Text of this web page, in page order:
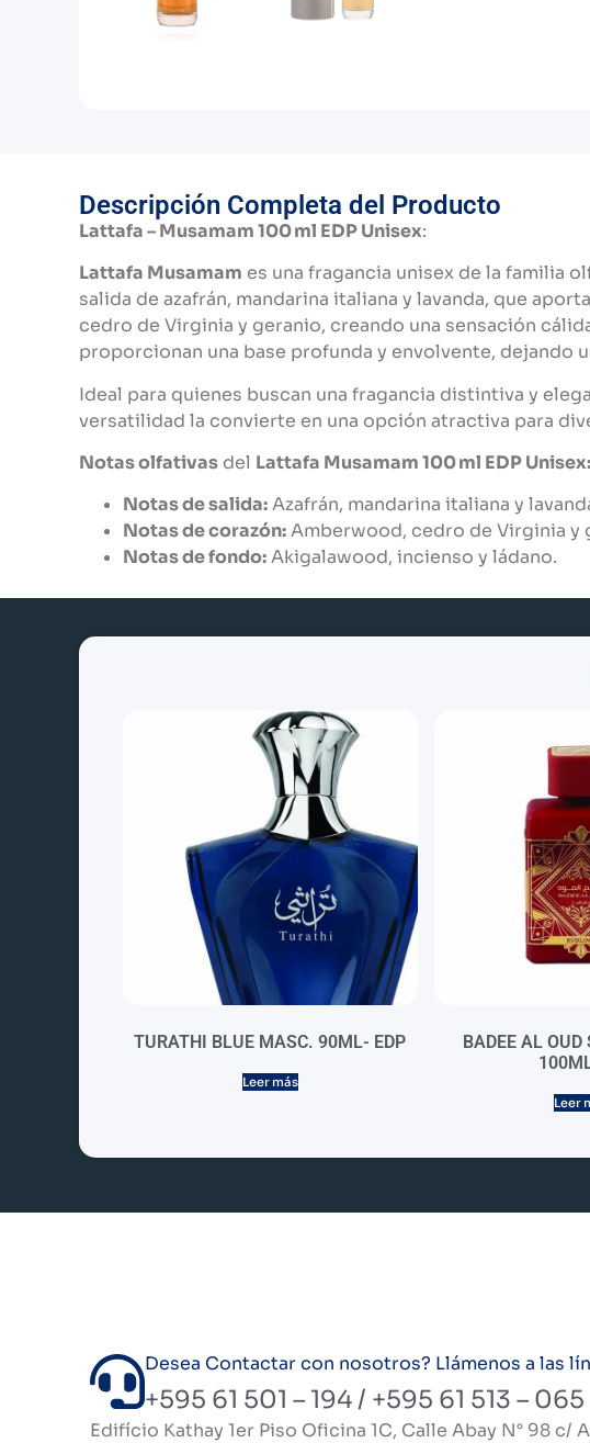
Descripción Completa del Producto
Lattafa – Musamam 100 ml EDP Unisex:
Lattafa Musamam es una fragancia unisex de la familia
salida de azafrán, mandarina italiana y lavanda, que
cedro de Virginia y geranio, creando una sensación
proporcionan una base profunda y envolvente, dejando
Ideal para quienes buscan una fragancia distintiva y
versatilidad la convierte en una opción atractiva para
Notas olfativas del Lattafa Musamam 100 ml EDP Unisex:
Notas de salida:Azafrán, mandarina italiana y
Notas de corazón:Amberwood, cedro de Virginia y
Notas de fondo:Akigalawood, incienso y ládano.
TURATHI BLUE MASC. 90ML- EDP
Leer más
BADEE AL
Leer
Desea Contactar con nosotros? Llámenos a las
+595 61 501 – 194 / +595 61 513 – 065
Edifício Kathay 1er Piso Oficina 1C, Calle Abay N° 98 c/